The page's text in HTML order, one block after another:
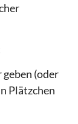
(oder
Plätzchen